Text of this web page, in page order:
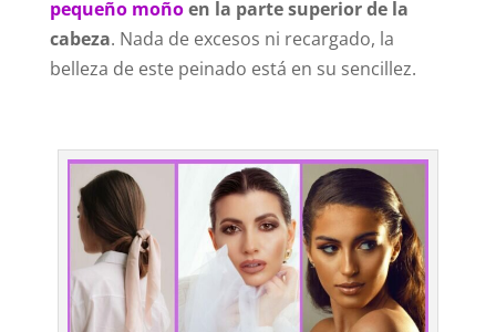
pequeño moñoen la parte superior de la
cabeza. Nada de excesos ni recargado, la
belleza de este peinado está en su sencillez.